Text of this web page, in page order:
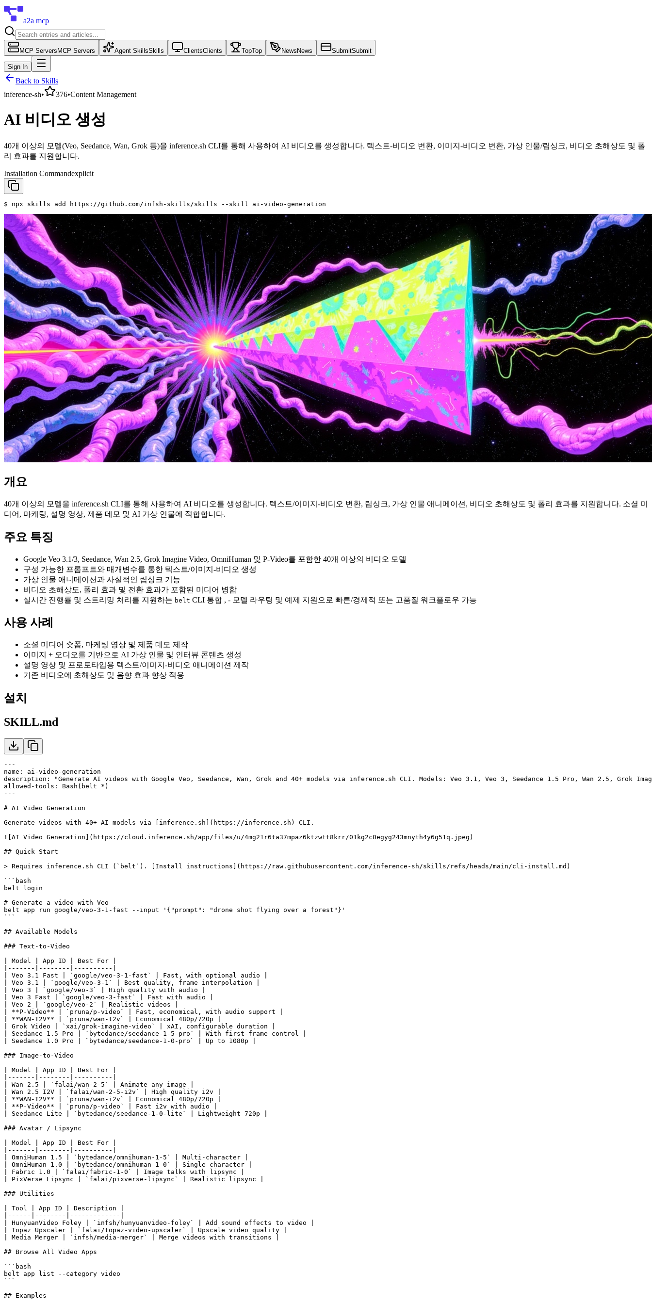
a2a mcp
MCP Servers MCP Servers Agent SkillsSkills ClientsClients TopTop News News SubmitSubmit
Sign In
Back to Skills
inference-sh• 376•Content Management
AI 비디오 생성
40개 이상의 모델(Veo, Seedance, Wan, Grok 등)을 inference.sh CLI를 통해 사용하여 AI 비디오를 생성합니다. 텍스트-비디오 변환, 이미지-비디오 변환, 가상 인물/립싱크, 비디오 초해상도 및 폴
리 효과를 지원합니다.
Installation Commandexplicit
$ npx skills add https://github.com/infsh-skills/skills --skill ai-video-generation
개요
40개 이상의 모델을 inference.sh CLI를 통해 사용하여 AI 비디오를 생성합니다. 텍스트/이미지-비디오 변환, 립싱크, 가상 인물 애니메이션, 비디오 초해상도 및 폴리 효과를 지원합니다. 소셜 미
디어, 마케팅, 설명 영상, 제품 데모 및 AI 가상 인물에 적합합니다.
주요 특징
Google Veo 3.1/3, Seedance, Wan 2.5, Grok Imagine Video, OmniHuman 및 P-Video를 포함한 40개 이상의 비디오 모델
구성 가능한 프롬프트와 매개변수를 통한 텍스트/이미지-비디오 생성
가상 인물 애니메이션과 사실적인 립싱크 기능
비디오 초해상도, 폴리 효과 및 전환 효과가 포함된 미디어 병합
실시간 진행률 및 스트리밍 처리를 지원하는 belt CLI 통합 , - 모델 라우팅 및 예제 지원으로 빠른/경제적 또는 고품질 워크플로우 가능
사용 사례
소셜 미디어 숏폼, 마케팅 영상 및 제품 데모 제작
이미지 + 오디오를 기반으로 AI 가상 인물 및 인터뷰 콘텐츠 생성
설명 영상 및 프로토타입용 텍스트/이미지-비디오 애니메이션 제작
기존 비디오에 초해상도 및 음향 효과 향상 적용
설치
SKILL.md
---
name: ai-video-generation
description: "Generate AI videos with Google Veo, Seedance, Wan, Grok and 40+ models via inference.sh CLI. Models: Veo 3.1, Veo 3, Seedance 1.5 Pro, Wan
allowed-tools: Bash(belt *)
---
# AI Video Generation
Generate videos with 40+ AI models via [inference.sh](https://inference.sh) CLI.
![AI Video Generation](https://cloud.inference.sh/app/files/u/4mg21r6ta37mpaz6ktzwtt8krr/01kg2c0egyg243mnyth4y6g51q.jpeg)
## Quick Start
> Requires inference.sh CLI (`belt`). [Install instructions](https://raw.githubusercontent.com/inference-sh/skills/refs/heads/main/cli-install.md)
```bash
belt login
# Generate a video with Veo
belt app run google/veo-3-1-fast --input '{"prompt": "drone shot flying over a forest"}'
```
## Available Models
### Text-to-Video
| Model | App ID | Best For |
|-------|--------|----------|
| Veo 3.1 Fast | `google/veo-3-1-fast` | Fast, with optional audio |
| Veo 3.1 | `google/veo-3-1` | Best quality, frame interpolation |
| Veo 3 | `google/veo-3` | High quality with audio |
| Veo 3 Fast | `google/veo-3-fast` | Fast with audio |
| Veo 2 | `google/veo-2` | Realistic videos |
| **P-Video** | `pruna/p-video` | Fast, economical, with audio support |
| **WAN-T2V** | `pruna/wan-t2v` | Economical 480p/720p |
| Grok Video | `xai/grok-imagine-video` | xAI, configurable duration |
| Seedance 1.5 Pro | `bytedance/seedance-1-5-pro` | With first-frame control |
| Seedance 1.0 Pro | `bytedance/seedance-1-0-pro` | Up to 1080p |
### Image-to-Video
| Model | App ID | Best For |
|-------|--------|----------|
| Wan 2.5 | `falai/wan-2-5` | Animate any image |
| Wan 2.5 I2V | `falai/wan-2-5-i2v` | High quality i2v |
| **WAN-I2V** | `pruna/wan-i2v` | Economical 480p/720p |
| **P-Video** | `pruna/p-video` | Fast i2v with audio |
| Seedance Lite | `bytedance/seedance-1-0-lite` | Lightweight 720p |
### Avatar / Lipsync
| Model | App ID | Best For |
|-------|--------|----------|
| OmniHuman 1.5 | `bytedance/omnihuman-1-5` | Multi-character |
| OmniHuman 1.0 | `bytedance/omnihuman-1-0` | Single character |
| Fabric 1.0 | `falai/fabric-1-0` | Image talks with lipsync |
| PixVerse Lipsync | `falai/pixverse-lipsync` | Realistic lipsync |
### Utilities
| Tool | App ID | Description |
|------|--------|-------------|
| HunyuanVideo Foley | `infsh/hunyuanvideo-foley` | Add sound effects to video |
| Topaz Upscaler | `falai/topaz-video-upscaler` | Upscale video quality |
| Media Merger | `infsh/media-merger` | Merge videos with transitions |
## Browse All Video Apps
```bash
belt app list --category video
```
## Examples